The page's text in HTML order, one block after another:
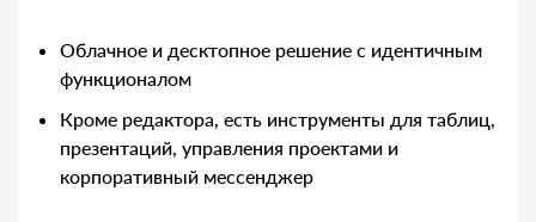
Облачное и десктопное решение с идентичным
функционалом
Кроме редактора, есть инструменты для таблиц,
презентаций, управления проектами и
корпоративный мессенджер